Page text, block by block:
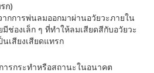
ก)
ากการพ่นลมออกมาผ่านอวัยวะภายใน
ช่องเล็ก ๆ ที่ทำให้ลมเสียดสีกับอวัยวะ
เสียงเสียดแทรก
ารกระทำหรือสถานะในอนาคต